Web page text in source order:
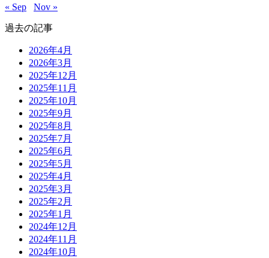
« Sep
Nov »
過去の記事
2026年4月
2026年3月
2025年12月
2025年11月
2025年10月
2025年9月
2025年8月
2025年7月
2025年6月
2025年5月
2025年4月
2025年3月
2025年2月
2025年1月
2024年12月
2024年11月
2024年10月